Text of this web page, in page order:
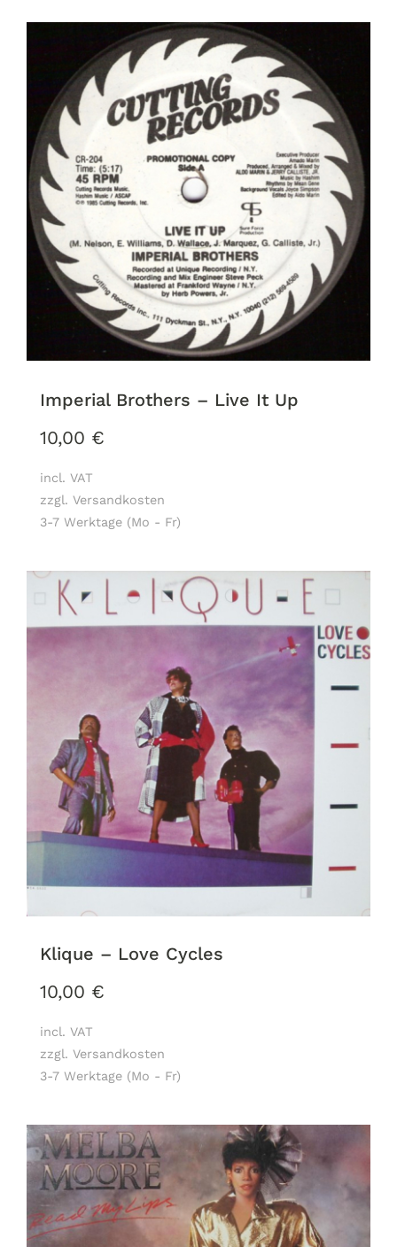
Imperial Brothers – Live It Up
10,00 €
incl. VAT
zzgl. Versandkosten
3-7 Werktage (Mo - Fr)
Klique – Love Cycles
10,00 €
incl. VAT
zzgl. Versandkosten
3-7 Werktage (Mo - Fr)